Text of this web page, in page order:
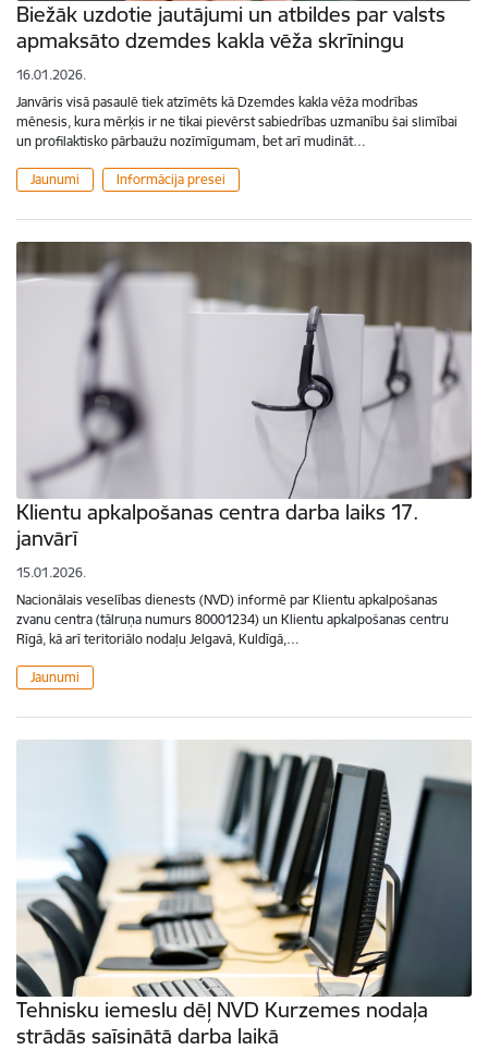
Biežāk uzdotie jautājumi un atbildes par valsts
apmaksāto dzemdes kakla vēža skrīningu
16.01.2026.
Janvāris visā pasaulē tiek atzīmēts kā Dzemdes kakla vēža modrības
mēnesis, kura mērķis ir ne tikai pievērst sabiedrības uzmanību šai slimībai
un profilaktisko pārbaužu nozīmīgumam, bet arī mudināt…
Jaunumi Informācija presei
Klientu apkalpošanas centra darba laiks 17.
janvārī
15.01.2026.
Nacionālais veselības dienests (NVD) informē par Klientu apkalpošanas
zvanu centra (tālruņa numurs 80001234) un Klientu apkalpošanas centru
Rīgā, kā arī teritoriālo nodaļu Jelgavā, Kuldīgā,…
Jaunumi
Tehnisku iemeslu dēļ NVD Kurzemes nodaļa
strādās saīsinātā darba laikā